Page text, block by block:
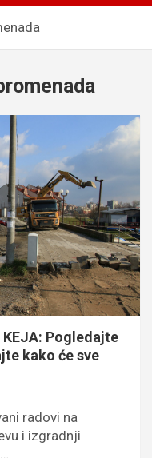
KEJA: Pogledajte
kako će sve
radovi na
i izgradnji